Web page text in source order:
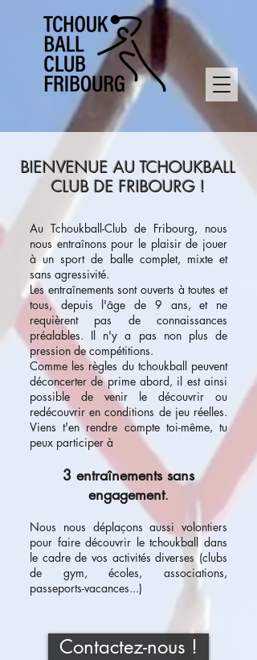
BIENVENUE AU TCHOUKBALL
CLUB DE FRIBOURG !
Au Tchoukball-Club de Fribourg, nous
nous entraînons pour le plaisir de jouer
à un sport de balle complet, mixte et
sans agressivité.
Les entraînements sont ouverts à toutes et
tous, depuis l'âge de 9 ans, et ne
requièrent pas de connaissances
préalables. Il n'y a pas non plus de
pression de compétitions.
Comme les règles du tchoukball peuvent
déconcerter de prime abord, il est ainsi
possible de venir le découvrir ou
redécouvrir en conditions de jeu réelles.
Viens t'en rendre compte toi-même, tu
peux participer à
3 entraînements sans
engagement.
Nous nous déplaçons aussi volontiers
pour faire découvrir le tchoukball dans
le cadre de vos activités diverses (clubs
de gym, écoles, associations,
passeports-vacances...)
Contactez-nous !